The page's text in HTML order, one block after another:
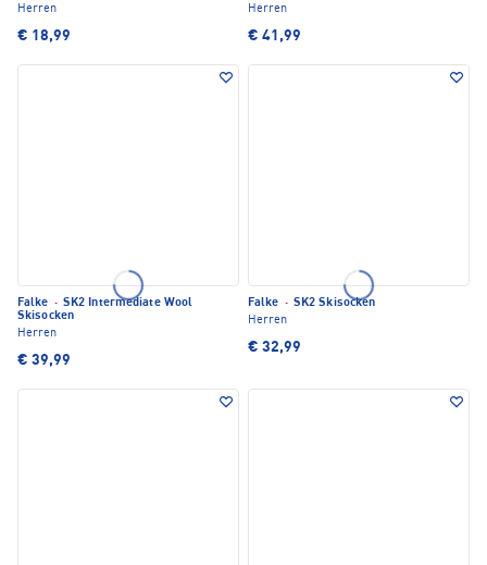
Herren
€ 18,99
Herren
€ 41,99
Falke · SK2 Intermediate Wool
Skisocken
Herren
€ 39,99
Falke · SK2 Skisocken
Herren
€ 32,99